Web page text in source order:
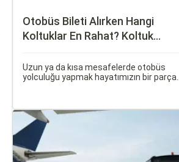
Otobüs Bileti Alırken Hangi
Koltuklar En Rahat? Koltuk
Uzun ya da kısa mesafelerde otobüs
yolculuğu yapmak hayatımızın bir parçası